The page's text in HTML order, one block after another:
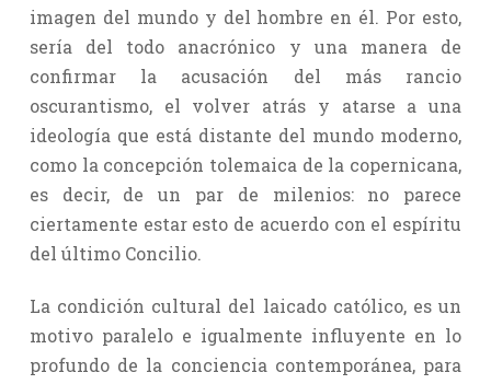
imagen del mundo y del hombre en él. Por esto,
sería del todo anacrónico y una manera de
confirmar la acusación del más rancio
oscurantismo, el volver atrás y atarse a una
ideología que está distante del mundo moderno,
como la concepción tolemaica de la copernicana,
es decir, de un par de milenios: no parece
ciertamente estar esto de acuerdo con el espíritu
del último Concilio.
La condición cultural del laicado católico, es un
motivo paralelo e igualmente influyente en lo
profundo de la conciencia contemporánea, para